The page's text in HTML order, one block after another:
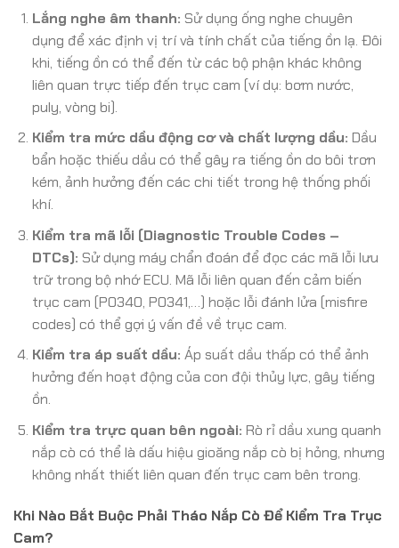
Lắng nghe âm thanh: Sử dụng ống nghe chuyên
dụng để xác định vị trí và tính chất của tiếng ồn lạ. Đôi
khi, tiếng ồn có thể đến từ các bộ phận khác không
liên quan trực tiếp đến trục cam (ví dụ: bơm nước,
puly, vòng bi).
Kiểm tra mức dầu động cơ và chất lượng dầu: Dầu
bẩn hoặc thiếu dầu có thể gây ra tiếng ồn do bôi trơn
kém, ảnh hưởng đến các chi tiết trong hệ thống phối
khí.
Kiểm tra mã lỗi (Diagnostic Trouble Codes –
DTCs): Sử dụng máy chẩn đoán để đọc các mã lỗi lưu
trữ trong bộ nhớ ECU. Mã lỗi liên quan đến cảm biến
trục cam (P0340, P0341,…) hoặc lỗi đánh lửa (misfire
codes) có thể gợi ý vấn đề về trục cam.
Kiểm tra áp suất dầu: Áp suất dầu thấp có thể ảnh
hưởng đến hoạt động của con đội thủy lực, gây tiếng
ồn.
Kiểm tra trực quan bên ngoài: Rò rỉ dầu xung quanh
nắp cò có thể là dấu hiệu gioăng nắp cò bị hỏng, nhưng
không nhất thiết liên quan đến trục cam bên trong.
Khi Nào Bắt Buộc Phải Tháo Nắp Cò Để Kiểm Tra Trục
Cam?